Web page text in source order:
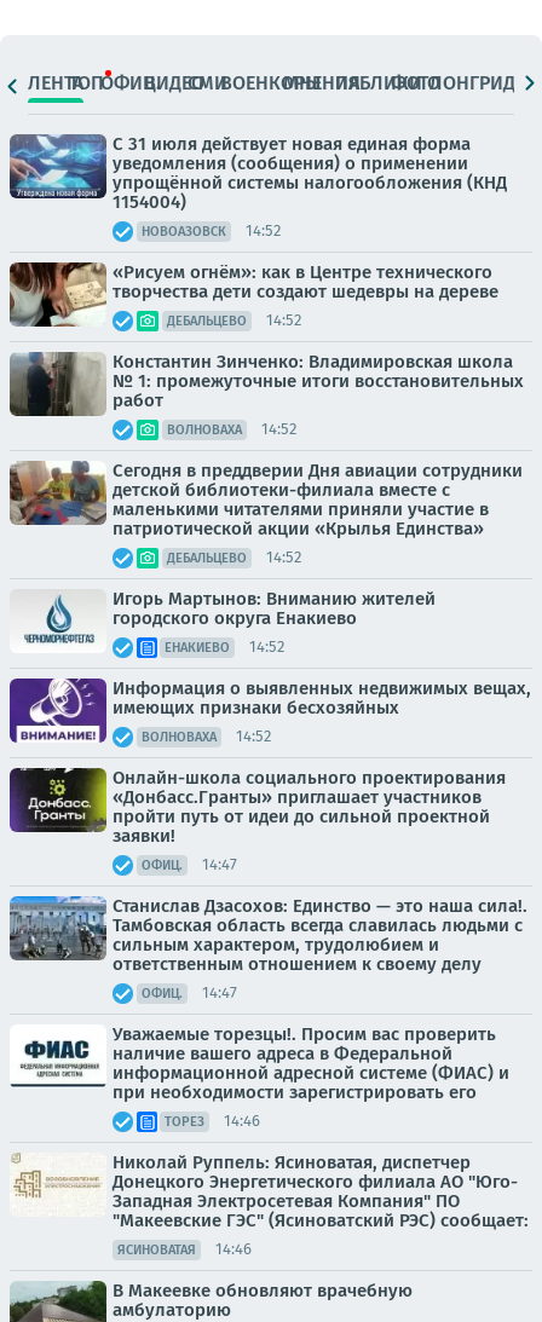
ЛЕНТАТОПОФИЦ.ВИДЕОСМИВОЕНКОРЫМНЕНИЯПАБЛИКИ
ФОТОЛОНГРИДЫ
С 31 июля действует новая единая форма
уведомления (сообщения) о применении
упрощённой системы налогообложения (КНД
1154004)
НОВОАЗОВСК 14:52
«Рисуем огнём»: как в Центре технического
творчества дети создают шедевры на дереве
ДЕБАЛЬЦЕВО 14:52
Константин Зинченко: Владимировская школа
№ 1: промежуточные итоги восстановительных
работ
ВОЛНОВАХА 14:52
Сегодня в преддверии Дня авиации сотрудники
детской библиотеки-филиала вместе с
маленькими читателями приняли участие в
патриотической акции «Крылья Единства»
ДЕБАЛЬЦЕВО 14:52
Игорь Мартынов: Вниманию жителей
городского округа Енакиево
ЕНАКИЕВО 14:52
Информация о выявленных недвижимых вещах,
имеющих признаки бесхозяйных
ВОЛНОВАХА 14:52
Онлайн-школа социального проектирования
«Донбасс.Гранты» приглашает участников
пройти путь от идеи до сильной проектной
заявки!
ОФИЦ. 14:47
Станислав Дзасохов: Единство — это наша сила!.
Тамбовская область всегда славилась людьми с
сильным характером, трудолюбием и
ответственным отношением к своему делу
ОФИЦ. 14:47
Уважаемые торезцы!. Просим вас проверить
наличие вашего адреса в Федеральной
информационной адресной системе (ФИАС) и
при необходимости зарегистрировать его
ТОРЕЗ 14:46
Николай Руппель: Ясиноватая, диспетчер
Донецкого Энергетического филиала АО "Юго-
Западная Электросетевая Компания" ПО
"Макеевские ГЭС" (Ясиноватский РЭС) сообщает:
ЯСИНОВАТАЯ 14:46
В Макеевке обновляют врачебную
амбулаторию